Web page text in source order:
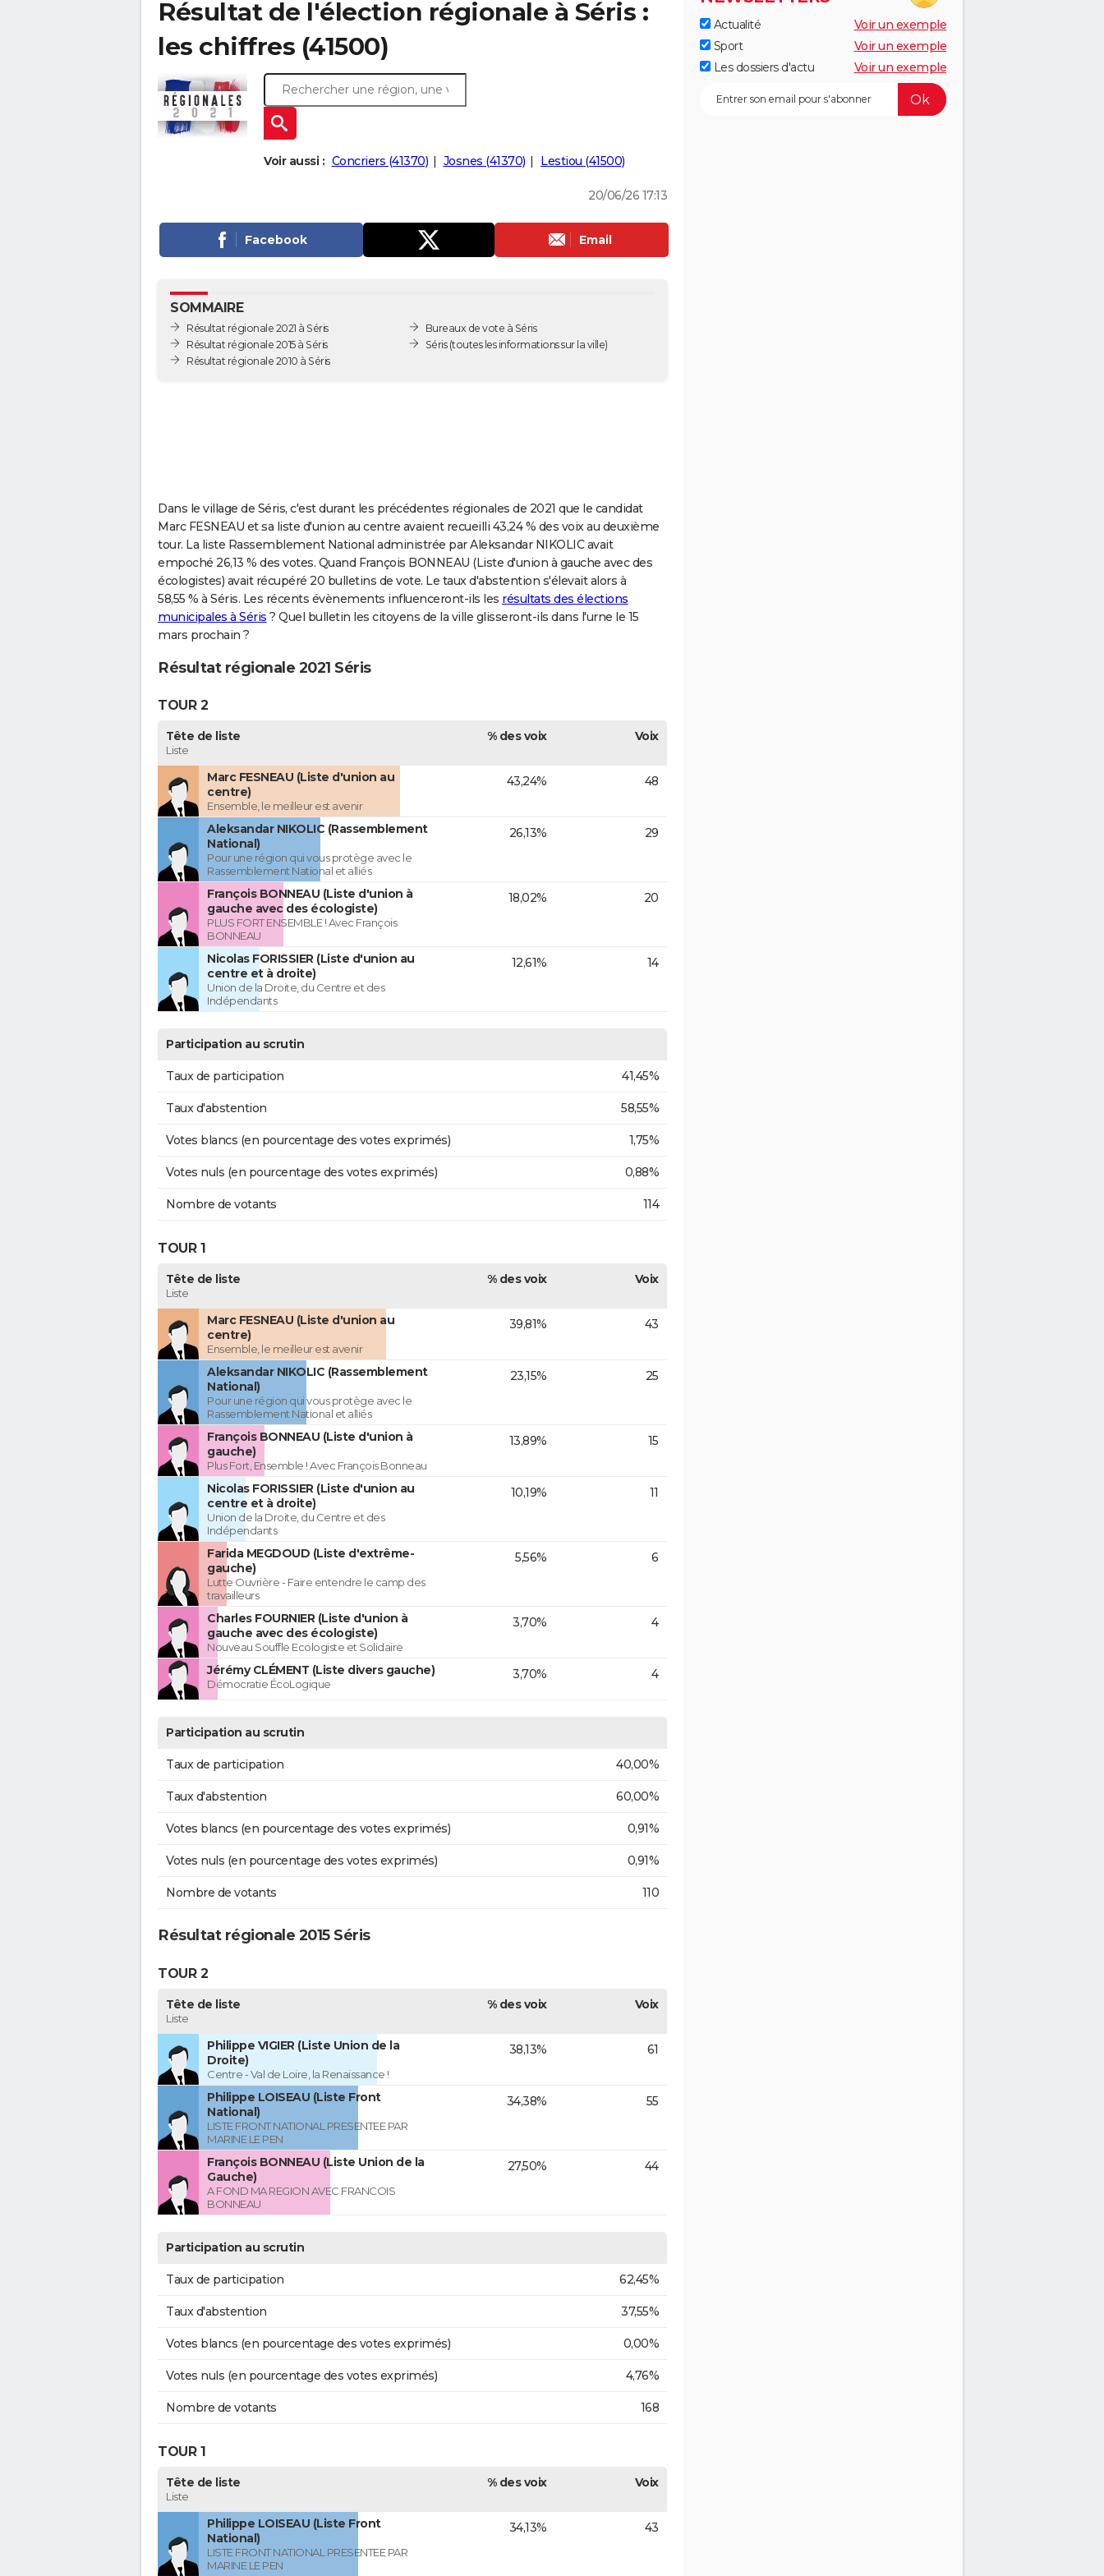
Résultat de l'élection régionale à Séris :
les chiffres (41500)
Voir aussi : Concriers (41370) Josnes (41370) Lestiou (41500)
20/06/26 17:13
Facebook Email
SOMMAIRE
Résultat régionale 2021 à Séris
Résultat régionale 2015 à Séris
Résultat régionale 2010 à Séris
Bureaux de vote à Séris
Séris(toutes les informations sur la ville)
Dans le village de Séris, c'est durant les précédentes régionales de 2021 que le candidat
Marc FESNEAU et sa liste d'union au centre avaient recueilli 43,24 % des voix au deuxième
tour. La liste Rassemblement National administrée par Aleksandar NIKOLIC avait
empoché 26,13 % des votes. Quand François BONNEAU (Liste d'union à gauche avec des
écologistes) avait récupéré 20 bulletins de vote. Le taux d'abstention s'élevait alors à
58,55 % à Séris. Les récents évènements influenceront-ils les résultats des élections
municipales à Séris ? Quel bulletin les citoyens de la ville glisseront-ils dans l'urne le 15
mars prochain ?
Résultat régionale 2021 Séris
TOUR 2
Tête de liste
Liste
% des voix Voix
Marc FESNEAU (Liste d'union au
centre)
Ensemble, le meilleur est avenir
43,24% 48
Aleksandar NIKOLIC (Rassemblement
National)
Pour une région qui vous protège avec le
Rassemblement National et alliés
26,13% 29
François BONNEAU (Liste d'union à
gauche avec des écologiste)
PLUS FORT ENSEMBLE ! Avec François
BONNEAU
18,02% 20
Nicolas FORISSIER (Liste d'union au
centre et à droite)
Union de la Droite, du Centre et des
Indépendants
12,61% 14
Participation au scrutin
Taux de participation 41,45%
Taux d'abstention 58,55%
Votes blancs (en pourcentage des votes exprimés) 1,75%
Votes nuls (en pourcentage des votes exprimés) 0,88%
Nombre de votants 114
TOUR 1
Tête de liste
Liste
% des voix Voix
Marc FESNEAU (Liste d'union au
centre)
Ensemble, le meilleur est avenir
39,81% 43
Aleksandar NIKOLIC (Rassemblement
National)
Pour une région qui vous protège avec le
Rassemblement National et alliés
23,15% 25
François BONNEAU (Liste d'union à
gauche)
Plus Fort, Ensemble ! Avec François Bonneau
13,89% 15
Nicolas FORISSIER (Liste d'union au
centre et à droite)
Union de la Droite, du Centre et des
Indépendants
10,19% 11
Farida MEGDOUD (Liste d'extrême-
gauche)
Lutte Ouvrière - Faire entendre le camp des
travailleurs
5,56% 6
Charles FOURNIER (Liste d'union à
gauche avec des écologiste)
Nouveau Souffle Ecologiste et Solidaire
3,70% 4
Jérémy CLÉMENT (Liste divers gauche)
Démocratie ÉcoLogique
3,70% 4
Participation au scrutin
Taux de participation 40,00%
Taux d'abstention 60,00%
Votes blancs (en pourcentage des votes exprimés) 0,91%
Votes nuls (en pourcentage des votes exprimés) 0,91%
Nombre de votants 110
Résultat régionale 2015 Séris
TOUR 2
Tête de liste
Liste
% des voix Voix
Philippe VIGIER (Liste Union de la
Droite)
Centre - Val de Loire, la Renaissance !
38,13% 61
Philippe LOISEAU (Liste Front
National)
LISTE FRONT NATIONAL PRESENTEE PAR
MARINE LE PEN
34,38% 55
François BONNEAU (Liste Union de la
Gauche)
A FOND MA REGION AVEC FRANCOIS
BONNEAU
27,50% 44
Participation au scrutin
Taux de participation 62,45%
Taux d'abstention 37,55%
Votes blancs (en pourcentage des votes exprimés) 0,00%
Votes nuls (en pourcentage des votes exprimés) 4,76%
Nombre de votants 168
TOUR 1
Tête de liste
Liste
% des voix Voix
Philippe LOISEAU (Liste Front
National)
LISTE FRONT NATIONAL PRESENTEE PAR
MARINE LE PEN
34,13% 43
Actualité
Voir un exemple
Sport
Voir un exemple
Les dossiers d'actu
Voir un exemple